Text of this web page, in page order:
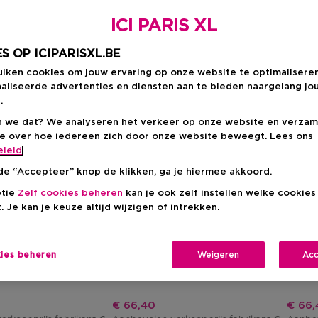
Cadeau
ARMANI
Kortingsprijs
€ 66,40 €
ICI PARIS XL
OP ICIPARISXL.BE
cookies om jouw ervaring op onze website te
advertenties en diensten aan te bieden naargelang
we dat? We analyseren het verkeer op onze website en
over hoe iedereen zich door onze website beweegt. Lees ons
“Accepteer” knop de klikken, ga je hiermee akkoord.
Zelf cookies beheren kan je ook zelf instellen welke cookies
Je kan je keuze altijd wijzigen of intrekken.
beheren Weigeren